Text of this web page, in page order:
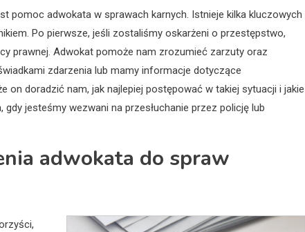
pomoc adwokata w sprawach karnych. Istnieje kilka kluczowych
Po pierwsze, jeśli zostaliśmy oskarżeni o przestępstwo,
prawnej. Adwokat pomoże nam zrozumieć zarzuty oraz
zdarzenia lub mamy informacje dotyczące
doradzić nam, jak najlepiej postępować w takiej sytuacji i jakie
jesteśmy wezwani na przesłuchanie przez policję lub
adwokata do spraw